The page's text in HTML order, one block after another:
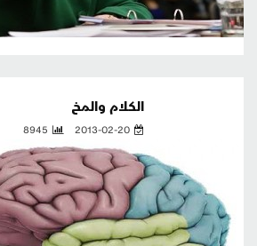
الكلام والمخ
2013-02-20
8945